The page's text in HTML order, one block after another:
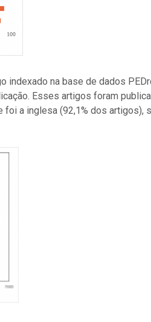
indexado na base de dados
Esses artigos foram
a inglesa (92,1% dos artigos),